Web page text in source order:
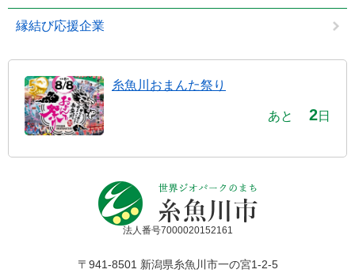
縁結び応援企業
糸魚川おまんた祭り
あと 2日
法人番号7000020152161
〒941-8501 新潟県糸魚川市一の宮1-2-5